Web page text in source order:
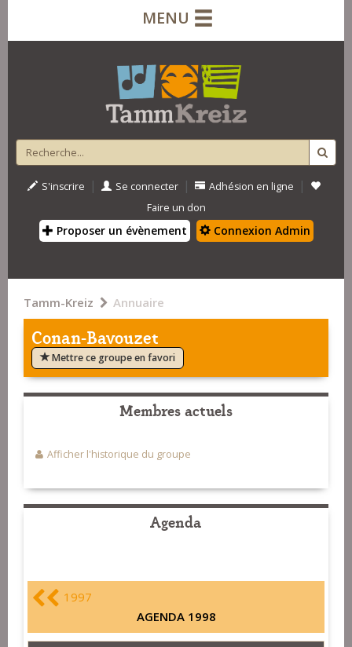
MENU
S'inscrire | Se connecter | Adhésion en ligne |
Faire un don
Proposer un évènement Connexion Admin
Tamm-Kreiz Annuaire
Conan-Bavouzet
Mettre ce groupe en favori
Membres actuels
Afficher l'historique du groupe
Agenda
1997
AGENDA 1998